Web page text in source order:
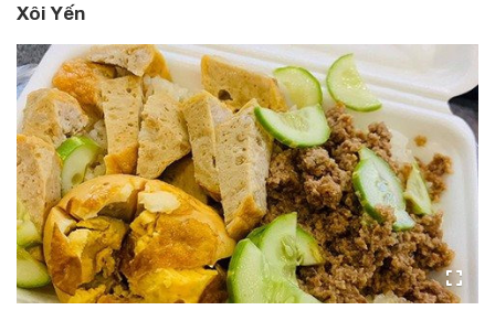
Xôi Yến